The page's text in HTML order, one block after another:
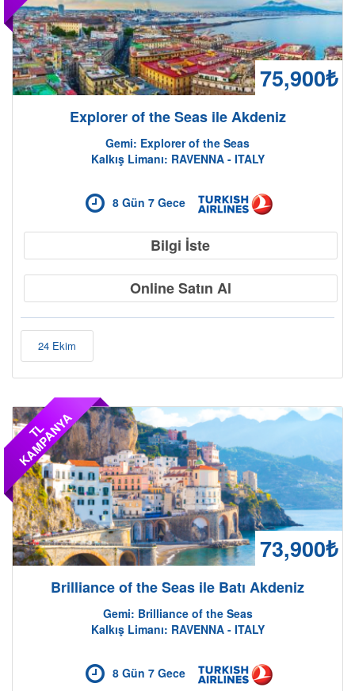
Son Kabinler
75,900₺
Explorer of the Seas ile Akdeniz
Gemi: Explorer of the Seas
Kalkış Limanı: RAVENNA - ITALY
8 Gün 7 Gece
Bilgi İste
Online Satın Al
24 Ekim
T
L
K
A
M
P
A
N
Y
A
73,900₺
Brilliance of the Seas ile Batı Akdeniz
Gemi: Brilliance of the Seas
Kalkış Limanı: RAVENNA - ITALY
8 Gün 7 Gece